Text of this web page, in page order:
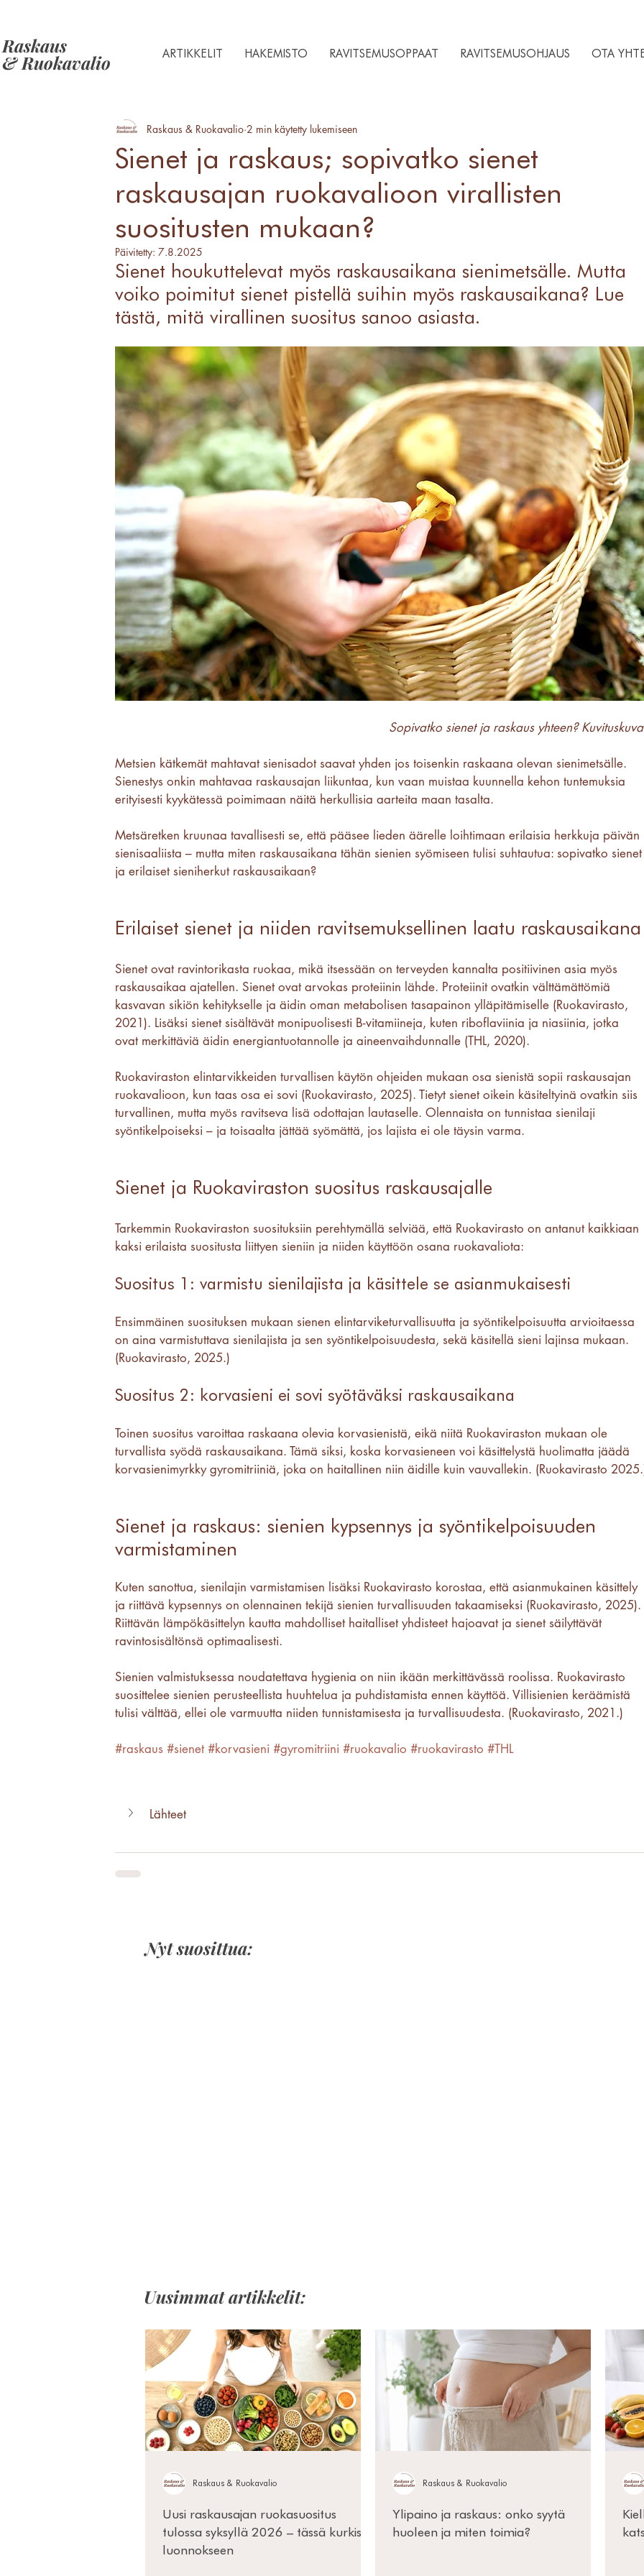
Raskaus
& Ruokavalio ARTIKKELIT HAKEMISTO RAVITSEMUSOPPAAT RAVITSEMUSOHJAUS OTA
Sienet ja raskaus; sopivatko sienet
raskausajan ruokavalioon virallisten
suositusten mukaan?
Raskaus & Ruokavalio 2 min käytetty lukemiseen
Päivitetty: 7.8.2025
Sienet houkuttelevat myös raskausaikana sienimetsälle. Mutta
voiko poimitut sienet pistellä suihin myös raskausaikana? Lue
tästä, mitä virallinen suositus sanoo asiasta.
Sopivatko sienet ja raskaus yhteen?
Metsien kätkemät mahtavat sienisadot saavat yhden jos toisenkin raskaana olevan sienimetsälle.
Sienestys onkin mahtavaa raskausajan liikuntaa, kun vaan muistaa kuunnella kehon tuntemuksia
erityisesti kyykätessä poimimaan näitä herkullisia aarteita maan tasalta.
Metsäretken kruunaa tavallisesti se, että pääsee lieden äärelle loihtimaan erilaisia herkkuja päivän
sienisaaliista – mutta miten raskausaikana tähän sienien syömiseen tulisi suhtautua: sopivatko
ja erilaiset sieniherkut raskausaikaan?
Erilaiset sienet ja niiden ravitsemuksellinen laatu raskausaikana
Sienet ovat ravintorikasta ruokaa, mikä itsessään on terveyden kannalta positiivinen asia myös
raskausaikaa ajatellen. Sienet ovat arvokas proteiinin lähde. Proteiinit ovatkin välttämättömiä
kasvavan sikiön kehitykselle ja äidin oman metabolisen tasapainon ylläpitämiselle (Ruokavirasto,
2021). Lisäksi sienet sisältävät monipuolisesti B-vitamiineja, kuten riboflaviinia ja niasiinia, jotka
ovat merkittäviä äidin energiantuotannolle ja aineenvaihdunnalle (THL, 2020).
Ruokaviraston elintarvikkeiden turvallisen käytön ohjeiden mukaan osa sienistä sopii raskausajan
ruokavalioon, kun taas osa ei sovi (Ruokavirasto, 2025). Tietyt sienet oikein käsiteltyinä ovatkin siis
turvallinen, mutta myös ravitseva lisä odottajan lautaselle. Olennaista on tunnistaa sienilaji
syöntikelpoiseksi – ja toisaalta jättää syömättä, jos lajista ei ole täysin varma.
Sienet ja Ruokaviraston suositus raskausajalle
Tarkemmin Ruokaviraston suosituksiin perehtymällä selviää, että Ruokavirasto on antanut kaikkiaan
kaksi erilaista suositusta liittyen sieniin ja niiden käyttöön osana ruokavaliota:
Suositus 1: varmistu sienilajista ja käsittele se asianmukaisesti
Ensimmäinen suosituksen mukaan sienen elintarviketurvallisuutta ja syöntikelpoisuutta arvioitaessa
on aina varmistuttava sienilajista ja sen syöntikelpoisuudesta, sekä käsitellä sieni lajinsa mukaan.
(Ruokavirasto, 2025.)
Suositus 2: korvasieni ei sovi syötäväksi raskausaikana
Toinen suositus varoittaa raskaana olevia korvasienistä, eikä niitä Ruokaviraston mukaan ole
turvallista syödä raskausaikana. Tämä siksi, koska korvasieneen voi käsittelystä huolimatta jäädä
korvasienimyrkky gyromitriiniä, joka on haitallinen niin äidille kuin vauvallekin. (Ruokavirasto
Sienet ja raskaus: sienien kypsennys ja syöntikelpoisuuden
varmistaminen
Kuten sanottua, sienilajin varmistamisen lisäksi Ruokavirasto korostaa, että asianmukainen käsittely
ja riittävä kypsennys on olennainen tekijä sienien turvallisuuden takaamiseksi (Ruokavirasto, 2025).
Riittävän lämpökäsittelyn kautta mahdolliset haitalliset yhdisteet hajoavat ja sienet säilyttävät
ravintosisältönsä optimaalisesti.
Sienien valmistuksessa noudatettava hygienia on niin ikään merkittävässä roolissa. Ruokavirasto
suosittelee sienien perusteellista huuhtelua ja puhdistamista ennen käyttöä. Villisienien keräämistä
tulisi välttää, ellei ole varmuutta niiden tunnistamisesta ja turvallisuudesta. (Ruokavirasto, 2021.)
#raskaus #sienet #korvasieni #gyromitriini #ruokavalio #ruokavirasto #THL
Lähteet
Nyt suosittua:
Uusimmat artikkelit:
Uusi raskausajan ruokasuositus
tulossa syksyllä 2026 – tässä kurkistus
luonnokseen
Raskaus & Ruokavalio
Ylipaino ja raskaus: onko syytä
huoleen ja miten toimia?
Raskaus & Ruokavalio